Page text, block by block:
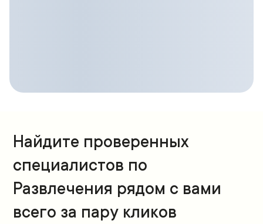
Найдите проверенных
специалистов по
Развлечения рядом с вами
всего за пару кликов